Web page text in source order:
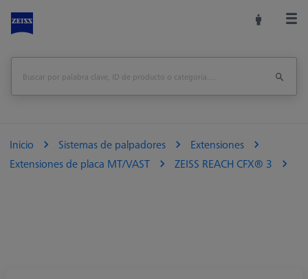
Inicio Sistemas de palpadores
Extensiones
Extensiones de placa MT/VAST
ZEISS REACH CFX® 3